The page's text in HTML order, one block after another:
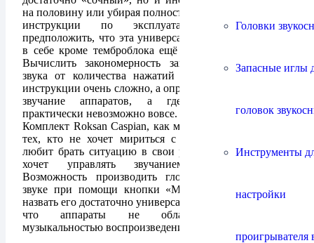
Головки
Запасные иглы
головок
Инструменты
настройки
проигрывателя
на половину или убирая полностью. Не имея под рукой
инструкции по эксплуатации, могу лишь
предположить, что эта универсальная кнопка сочетает
в себе кроме темброблока ещё и функцию «MUTE».
Вычислить закономерность зависимости изменений
звука от количества нажатий кнопки «MODE» без
инструкции очень сложно, а определить где подлинное
звучание аппаратов, а где модифицированное
практически невозможно вовсе.
Комплект Roksan Caspian, как мне кажется, создан для
тех, кто не хочет мириться с действительностью, и
любит брать ситуацию в свои руки, для тех, кто сам
хочет управлять звучанием своей системы.
Возможность производить глобальные перемены в
звуке при помощи кнопки «MODE», позволяет мне
назвать его достаточно универсальным, несмотря на то,
что аппараты не обладают повышенной
музыкальностью воспроизведения.